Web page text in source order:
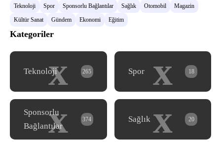
Teknoloji Spor Sponsorlu Bağlantılar Sağlık Otomobil
Magazin
Kültür Sanat
Gündem Ekonomi Eğitim
Kategoriler
x
Teknoloji 265 x
Spor 18
x
Sponsorlu
Bağlantılar
374 x
Sağlık 20